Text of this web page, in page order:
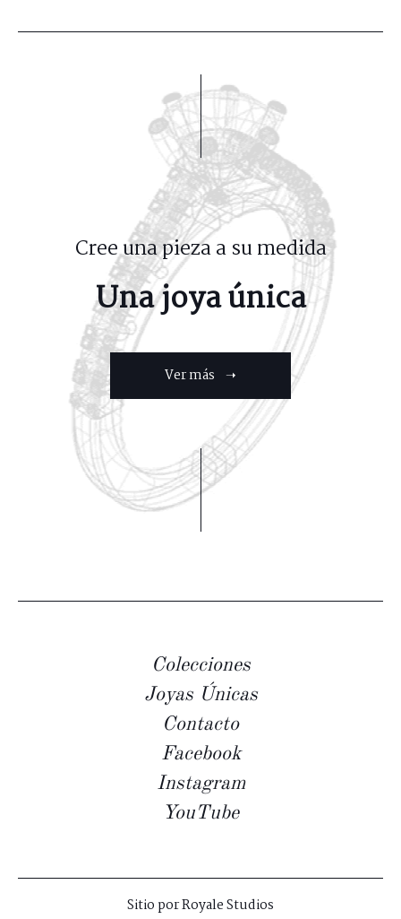
Cree una pieza a su medida
Una joya única
Ver más ➝
Colecciones
Joyas Únicas
Contacto
Facebook
Instagram
YouTube
Sitio porRoyale Studios